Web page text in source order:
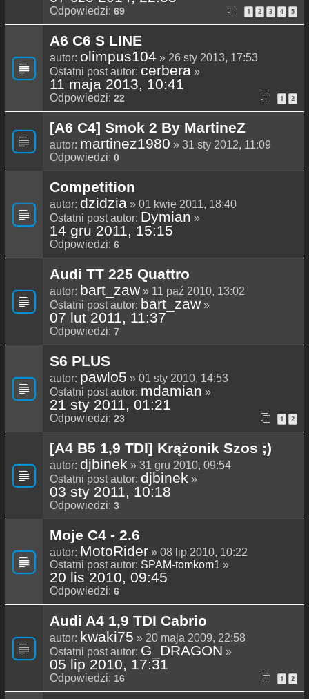
Odpowiedzi: 69 1 2 3 4 5
A6 C6 S LINE
autor: olimpus104 » 26 sty 2013, 17:53
Ostatni post autor: cerbera »
11 maja 2013, 10:41
Odpowiedzi: 22 1 2
[A6 C4] Smok 2 By MartineZ
autor: martinez1980 » 31 sty 2012, 11:09
Odpowiedzi: 0
Competition
autor: dzidzia » 01 kwie 2011, 18:40
Ostatni post autor: Dymian »
14 gru 2011, 15:15
Odpowiedzi: 6
Audi TT 225 Quattro
autor: bart_zaw » 11 paź 2010, 13:02
Ostatni post autor: bart_zaw »
07 lut 2011, 11:37
Odpowiedzi: 7
S6 PLUS
autor: pawlo5 » 01 sty 2010, 14:53
Ostatni post autor: mdamian »
21 sty 2011, 01:21
Odpowiedzi: 23 1 2
[A4 B5 1,9 TDI] Krążonik Szos ;)
autor: djbinek » 31 gru 2010, 09:54
Ostatni post autor: djbinek »
03 sty 2011, 10:18
Odpowiedzi: 3
Moje C4 - 2.6
autor: MotoRider » 08 lip 2010, 10:22
Ostatni post autor: SPAM-tomkom1 »
20 lis 2010, 09:45
Odpowiedzi: 6
Audi A4 1,9 TDI Cabrio
autor: kwaki75 » 20 maja 2009, 22:58
Ostatni post autor: G_DRAGON »
05 lip 2010, 17:31
Odpowiedzi: 16 1 2